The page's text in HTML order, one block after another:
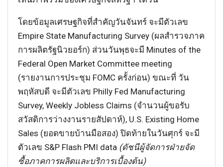
โดยข้อมูลเศรษฐกิจที่สำคัญวันจันทร์ จะมีตัวเลข
Empire State Manufacturing Survey (ผลสำรวจภาค
การผลิตรัฐนิวยอร์ก) ส่วนวันพุธจะมี Minutes of the
Federal Open Market Committee meeting
(รายงานการประชุม FOMC ครั้งก่อน) ขณะที่ วัน
พฤหัสบดี จะมีตัวเลข Philly Fed Manufacturing
Survey, Weekly Jobless Claims (จำนวนผู้ขอรับ
สวัสดิการว่างงานรายสัปดาห์), U.S. Existing Home
Sales (ยอดขายบ้านมือสอง) ปิดท้ายในวันศุกร์ จะมี
ตัวเลข S&P Flash PMI data (ดัชนีผู้จัดการฝ่ายจัด
ซื้อภาคการผลิตและบริการเบื้องต้น)